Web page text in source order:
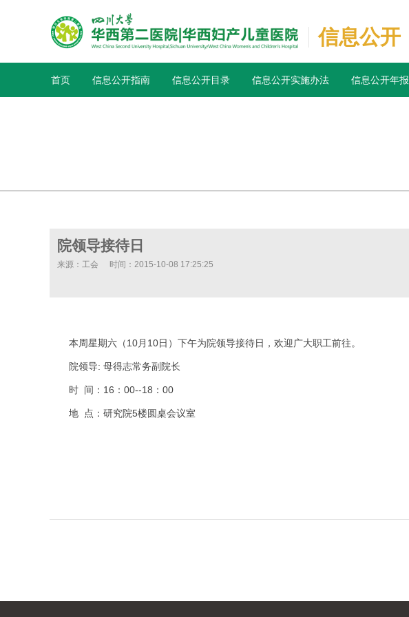
信息公开
首页 信息公开指南 信息公开目录 信息公开实施办法 信息公开年报
院领导接待日
来源：工会 时间：2015-10-08 17:25:25
本周星期六（10月10日）下午为院领导接待日，欢迎广大职工前往。
院领导: 母得志常务副院长
时 间：16：00--18：00
地 点：研究院5楼圆桌会议室